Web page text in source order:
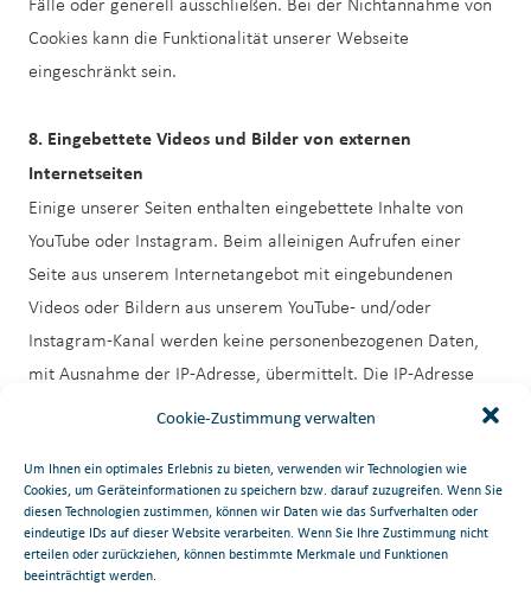
Cookie-Zustimmung verwalten
Um Ihnen ein optimales Erlebnis zu bieten, verwenden wir Technologien wie
Cookies, um Geräteinformationen zu speichern bzw. darauf zuzugreifen. Wenn Sie
diesen Technologien zustimmen, können wir Daten wie das Surfverhalten oder
eindeutige IDs auf dieser Website verarbeiten. Wenn Sie Ihre Zustimmung nicht
erteilen oder zurückziehen, können bestimmte Merkmale und Funktionen
beeinträchtigt werden.
Cookies kann die Funktionalität unserer Webseite
eingeschränkt sein.
8. Eingebettete Videos und Bilder von externen
Internetseiten
Einige unserer Seiten enthalten eingebettete Inhalte von
YouTube oder Instagram. Beim alleinigen Aufrufen einer
Seite aus unserem Internetangebot mit eingebundenen
Videos oder Bildern aus unserem YouTube- und/oder
Instagram-Kanal werden keine personenbezogenen Daten,
mit Ausnahme der IP-Adresse, übermittelt. Die IP-Adresse
(„Google“) und im Fall von Instagram an die Instagram Inc.,
181 SouthPark Street Suite 2 San Francisco, California 94107,
USA („Instagram“) übermittelt.
An dieser Stelle sollten all jene Drittanbieter aufgeführt